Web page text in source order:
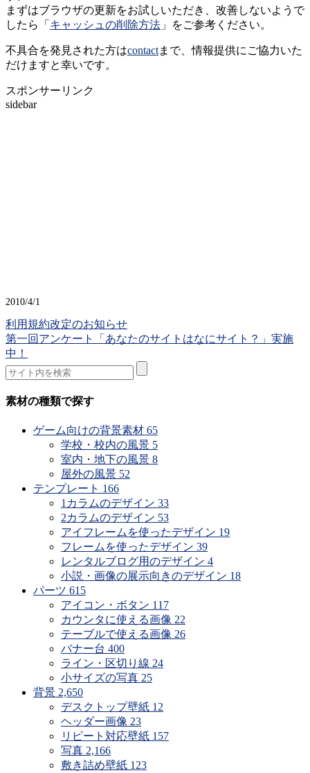
まずはブラウザの更新をお試しいただき、改善しないようで
したら「 キャッシュの削除方法 」をご参考ください。
不具合を発見された方はcontactまで、情報提供にご協力いた
だけますと幸いです。
スポンサーリンク
sidebar
2010/4/1
利用規約改定のお知らせ
第一回アンケート「あなたのサイトはなにサイト？」実施
中！
素材の種類で探す
ゲーム向けの背景素材 65
学校・校内の風景 5
室内・地下の風景 8
屋外の風景 52
テンプレート 166
1カラムのデザイン 33
2カラムのデザイン 53
アイフレームを使ったデザイン 19
フレームを使ったデザイン 39
レンタルブログ用のデザイン 4
小説・画像の展示向きのデザイン 18
パーツ 615
アイコン・ボタン 117
カウンタに使える画像 22
テーブルで使える画像 26
バナー台 400
ライン・区切り線 24
小サイズの写真 25
背景 2,650
デスクトップ壁紙 12
ヘッダー画像 23
リピート対応壁紙 157
写真 2,166
敷き詰め壁紙 123